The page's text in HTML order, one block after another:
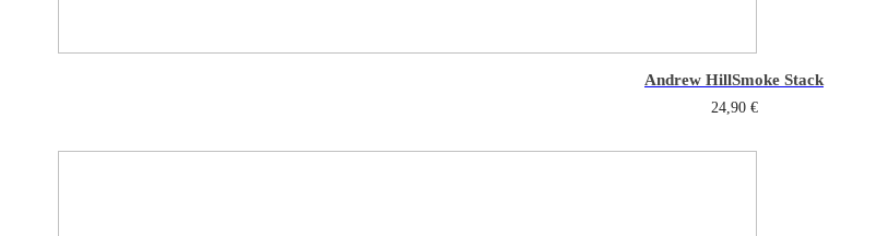
Andrew HillSmoke Stack
24,90 €